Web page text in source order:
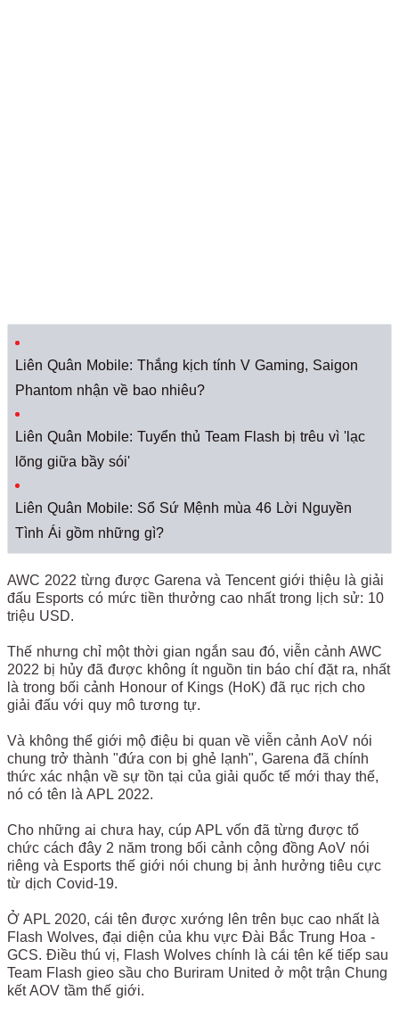
Liên Quân Mobile: Thắng kịch tính V Gaming, Saigon
Phantom nhận về bao nhiêu?
Liên Quân Mobile: Tuyển thủ Team Flash bị trêu vì 'lạc
lõng giữa bầy sói'
Liên Quân Mobile: Sổ Sứ Mệnh mùa 46 Lời Nguyền
Tình Ái gồm những gì?
AWC 2022 từng được Garena và Tencent giới thiệu là giải
đấu Esports có mức tiền thưởng cao nhất trong lịch sử: 10
triệu USD.
Thế nhưng chỉ một thời gian ngắn sau đó, viễn cảnh AWC
2022 bị hủy đã được không ít nguồn tin báo chí đặt ra, nhất
là trong bối cảnh Honour of Kings (HoK) đã rục rịch cho
giải đấu với quy mô tương tự.
Và không thể giới mộ điệu bi quan về viễn cảnh AoV nói
chung trở thành "đứa con bị ghẻ lạnh", Garena đã chính
thức xác nhận về sự tồn tại của giải quốc tế mới thay thế,
nó có tên là APL 2022.
Cho những ai chưa hay, cúp APL vốn đã từng được tổ
chức cách đây 2 năm trong bối cảnh cộng đồng AoV nói
riêng và Esports thế giới nói chung bị ảnh hưởng tiêu cực
từ dịch Covid-19.
Ở APL 2020, cái tên được xướng lên trên bục cao nhất là
Flash Wolves, đại diện của khu vực Đài Bắc Trung Hoa -
GCS. Điều thú vị, Flash Wolves chính là cái tên kế tiếp sau
Team Flash gieo sầu cho Buriram United ở một trận Chung
kết AOV tầm thế giới.